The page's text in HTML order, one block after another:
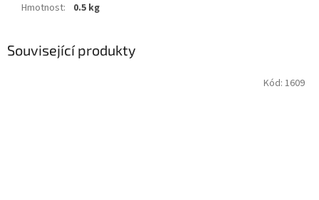
Hmotnost: 0.5 kg
Související produkty
Kód: 1609